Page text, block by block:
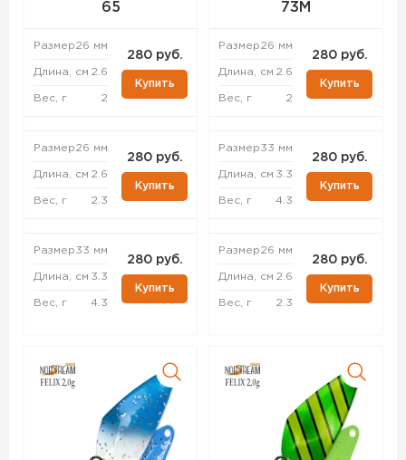
65
Размер26 мм
Длина, см 2.6
Вес, г 2
280 руб.
Купить
Размер26 мм
Длина, см 2.6
Вес, г 2.3
280 руб.
Купить
Размер33 мм
Длина, см 3.3
Вес, г 4.3
280 руб.
Купить
73M
Размер26 мм
Длина, см 2.6
Вес, г 2
280 руб.
Купить
Размер33 мм
Длина, см 3.3
Вес, г 4.3
280 руб.
Купить
Размер26 мм
Длина, см 2.6
Вес, г 2.3
280 руб.
Купить